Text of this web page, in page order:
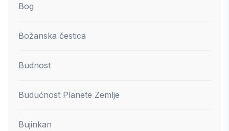
Bog
Božanska čestica
Budnost
Budućnost Planete Zemlje
Bujinkan